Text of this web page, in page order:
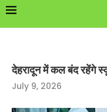
देहरादून में कल बंद रहेंगे
July 9, 2026